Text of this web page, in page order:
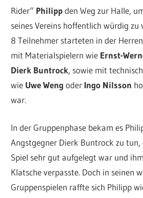
Rider“ Philippden Weg zur Halle,
seines Vereins hoffentlich würdig zu
8 Teilnehmer starteten in der
mit Materialspielern wie Ernst-
Dierk Buntrock, sowie mit
wie Uwe Weng oder Ingo Nilsson
war.
In der Gruppenphase bekam es
Angstgegner Dierk Buntrock zu tun,
Spiel sehr gut aufgelegt war und
Klatsche verpasste. Doch in seinen
Gruppenspielen raffte sich Philipp